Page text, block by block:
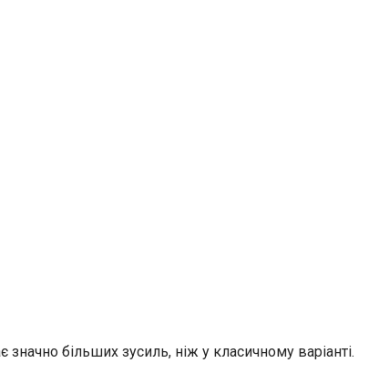
більших зусиль, ніж у класичному варіанті.